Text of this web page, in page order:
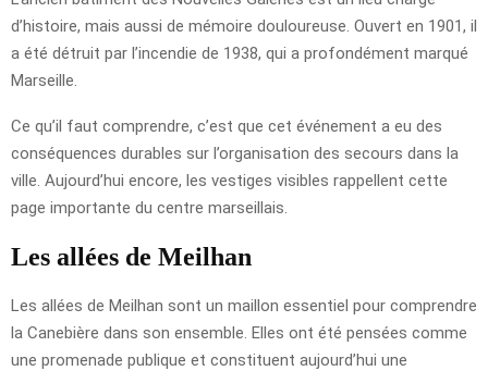
d’histoire, mais aussi de mémoire douloureuse. Ouvert en 1901, il
a été détruit par l’incendie de 1938, qui a profondément marqué
Marseille.
Ce qu’il faut comprendre, c’est que cet événement a eu des
conséquences durables sur l’organisation des secours dans la
ville. Aujourd’hui encore, les vestiges visibles rappellent cette
page importante du centre marseillais.
Les allées de Meilhan
Les allées de Meilhan sont un maillon essentiel pour comprendre
la Canebière dans son ensemble. Elles ont été pensées comme
une promenade publique et constituent aujourd’hui une